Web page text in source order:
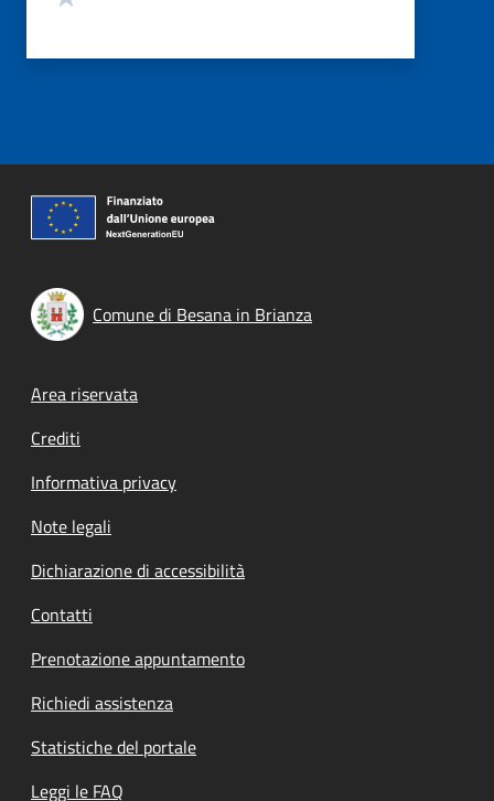
Comune di Besana in Brianza
Footer menu
Area riservata
Crediti
Informativa privacy
Note legali
Dichiarazione di accessibilità
Contatti
Prenotazione appuntamento
Richiedi assistenza
Statistiche del portale
Leggi le FAQ